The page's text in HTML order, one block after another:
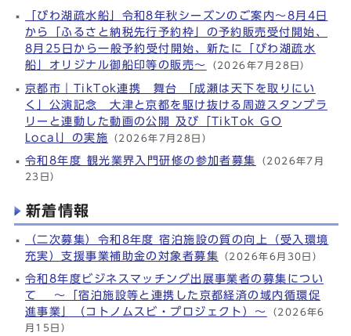
「びわ湖疏水船」令和8年秋シーズンのご案内～8月4日
から「ふるさと納税先行予約枠」の予約販売受付開始、
8月25日から一般予約受付開始、新たに「びわ湖疏水
船」オリジナル御船印等の販売～
（2026年7月28日）
京都市｜TikTok連携 舞台 「成瀬は天下を取りにい
く」公演記念 大津と京都を駆け抜ける周遊スタンプラ
リーと連動した動画の公開 及び「TikTok GO
Local」の実施 （2026年7月28日）
令和8年度 観光業界入門研修の参加者募集 （2026年7月
23日）
新着情報
（二次募集）令和8年度 宿泊施設の質の向上（受入環境
充実）支援事業補助金の対象者募集 （2026年6月30日）
令和8年度ビジネスマッチング出展事業者の募集につい
て ～「宿泊施設等と連携した京都経済の域内循環促
進事業」（コトノムスビ・プロジェクト）～
（2026年6
月15日）